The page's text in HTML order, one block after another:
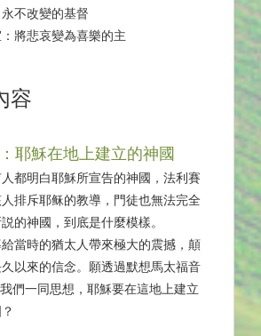
不改變的基督
將悲哀變為喜樂的主
容
耶穌在地上建立的神國
都明白耶穌所宣告的神國，法利賽
排斥耶稣的教導，門徒也無法完全
的神國，到底是什麼模樣。
當時的猶太人帶來極大的震撼，顛
以來的信念。願透過默想馬太福音
們一同思想，耶穌要在這地上建立